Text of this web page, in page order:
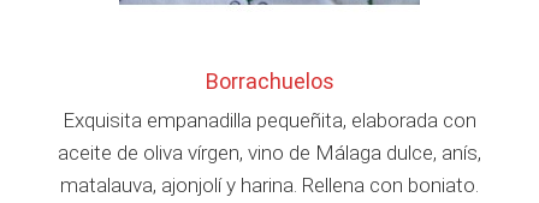
Borrachuelos
Exquisita empanadilla pequeñita, elaborada con
aceite de oliva vírgen, vino de Málaga dulce, anís,
matalauva, ajonjolí y harina. Rellena con boniato.